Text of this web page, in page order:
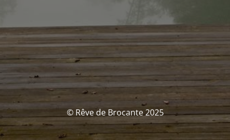
© Rêve de Brocante 2025